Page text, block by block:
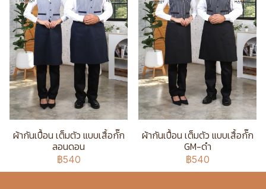
ผ้ากันเปื้อน เต็มตัว แบบเสื้อกั๊ก
ลอนดอน
฿540
ผ้ากันเปื้อน เต็มตัว แบบเสื้อกั๊ก
GM-ดำ
฿540